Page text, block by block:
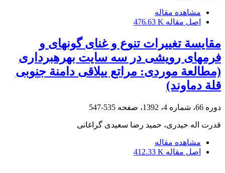
مشاهده مقاله
اصل مقاله 476.63 K
مقایسة تغییرات تنوع و غنای گونه‏‏ای و
فرم‏های رویشی در سه سایت بهره‏برداری
(مطالعة موردی: مراتع ییلاقی دامنة جنوبی
قلة دماوند)
دوره 66، شماره 4، 1392، صفحه 535-547
قدرت اله حیدری، حمید رضا سعیدی گراغانی
مشاهده مقاله
اصل مقاله 412.33 K